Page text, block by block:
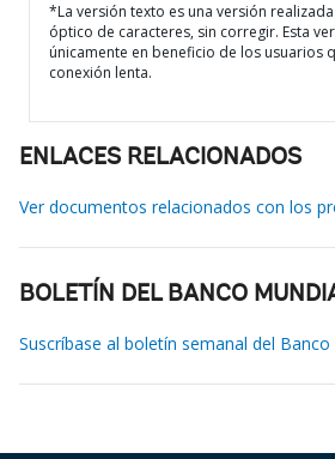
*La versión texto es una versión
óptico de caracteres, sin corregir. Esta
únicamente en beneficio de los usuarios
conexión lenta.
ENLACES RELACIONADOS
Ver documentos relacionados con los
BOLETÍN DEL BANCO
Suscríbase al boletín semanal del Banco